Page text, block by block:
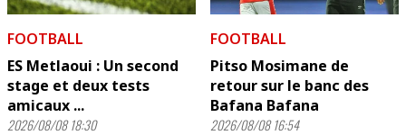
FOOTBALL
ES Metlaoui : Un second
stage et deux tests
amicaux ...
2026/08/08 18:30
FOOTBALL
Pitso Mosimane de
retour sur le banc des
Bafana Bafana
2026/08/08 16:54